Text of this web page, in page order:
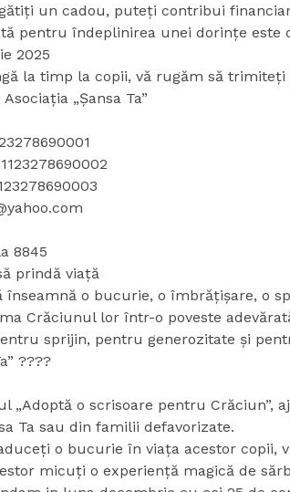
un cadou, puteți contribui
pentru îndeplinirea unei dorințe este
2025
la timp la copii, vă rugăm să trimiteți
„Șansa Ta”
8845
prindă viață
înseamnă o bucurie, o îmbrățișare, o
Crăciunul lor într-o poveste
sprijin, pentru generozitate și
????
o scrisoare pentru Crăciun”,
Ta sau din familii defavorizate.
o bucurie în viața acestor
micuți o experiență magică de